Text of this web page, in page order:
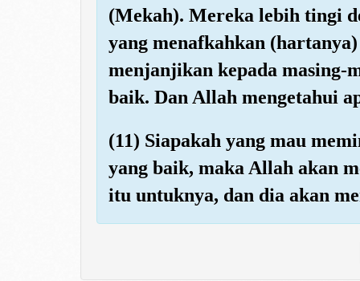
(Mekah). Mereka lebih tingi
yang menafkahkan
menjanjikan kepada masing-
baik. Dan Allah mengetahui
(11) Siapakah yang mau
yang baik, maka Allah akan
itu untuknya, dan dia akan